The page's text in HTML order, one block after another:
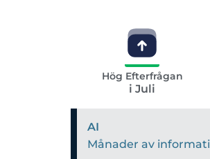
Hög Efterfrågan
i Juli
AI
Månader av